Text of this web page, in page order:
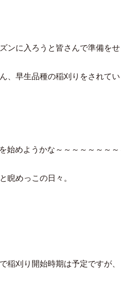
ンに入ろうと皆さんで準備をせ
、早生品種の稲刈りをされて
始めようかな～～～～～～～～
睨めっこの日々。
稲刈り開始時期は予定ですが、